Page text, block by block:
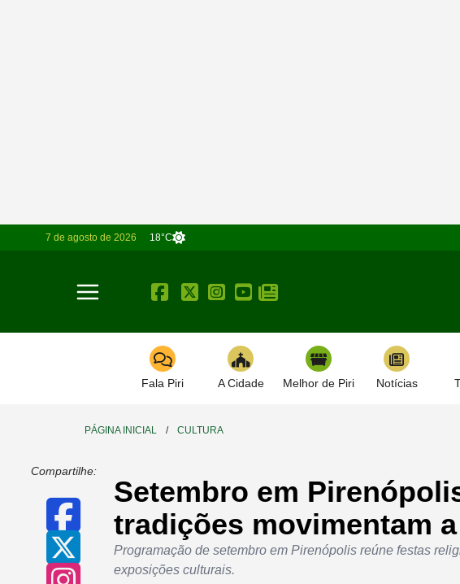
7 de agosto de 2026 18°C
Toggle navigation
Fala Piri A Cidade Melhor de Piri Notícias
PÁGINA INICIAL / CULTURA
Compartilhe:
Setembro em
tradições movimentam
Programação de setembro em Pirenópolis reúne festas
exposições culturais.